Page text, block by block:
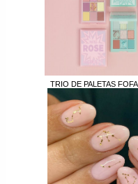
TRIO DE PALETAS